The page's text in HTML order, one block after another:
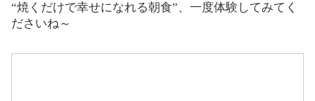
“焼くだけで幸せになれる朝食”、一度体験してみてく
ださいね～